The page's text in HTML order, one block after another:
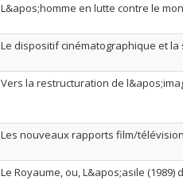
L&apos;homme en lutte contre le
Le dispositif cinématographique et la
Vers la restructuration de
Les nouveaux rapports film/
Le Royaume, ou, L&apos;asile